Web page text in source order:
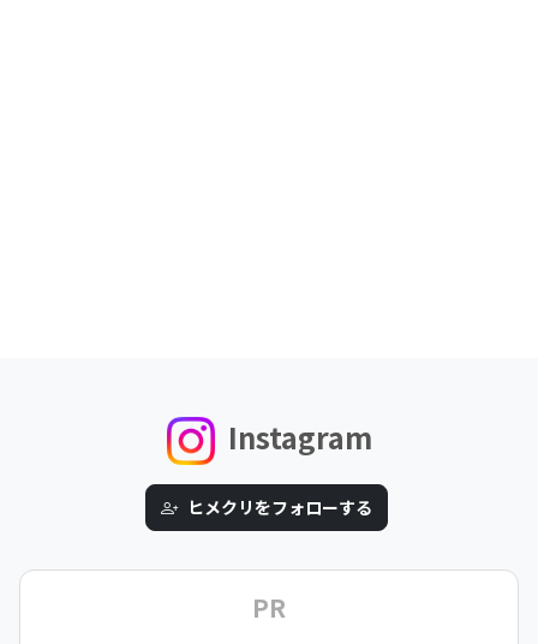
Instagram
ヒメクリをフォローする
PR